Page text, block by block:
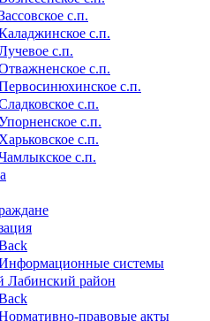
с.п.
с.п.
с.п.
с.п.
с.п.
с.п.
с.п.
Харьковское с.п.
с.п.
системы
Лабинский район
правовые акты